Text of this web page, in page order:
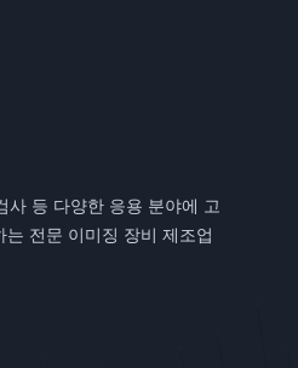
사 등 다양한 응용 분야에 고
전문 이미징 장비 제조업